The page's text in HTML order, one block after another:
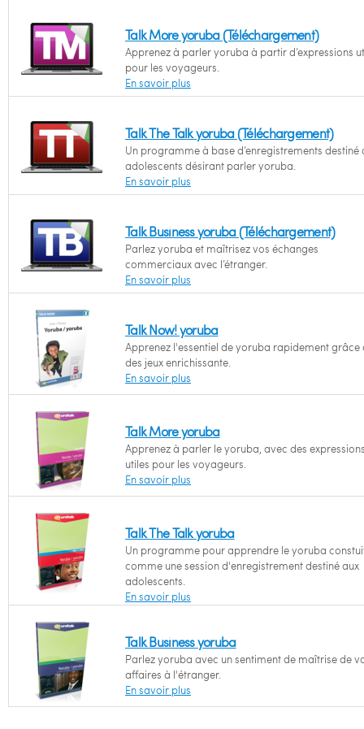
Talk More yoruba (Téléchargement)
Apprenez à parler yoruba à partir d’expressions
pour les voyageurs.
En savoir plus
Talk The Talk yoruba (Téléchargement)
Un programme à base d’enregistrements destiné
adolescents désirant parler yoruba.
En savoir plus
Talk Business yoruba (Téléchargement)
Parlez yoruba et maîtrisez vos échanges
commerciaux avec l’étranger.
En savoir plus
Talk Now! yoruba
Apprenez l'essentiel de yoruba rapidement grâce
des jeux enrichissante.
En savoir plus
Talk More yoruba
Apprenez à parler le yoruba, avec des
utiles pour les voyageurs.
En savoir plus
Talk The Talk yoruba
Un programme pour apprendre le yoruba
comme une session d'enregistrement destiné aux
adolescents.
En savoir plus
Talk Business yoruba
Parlez yoruba avec un sentiment de maîtrise de
affaires à l'étranger.
En savoir plus